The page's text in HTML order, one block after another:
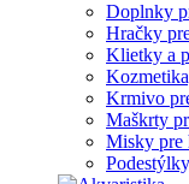
Doplnky
Hračky
Klietky a
Krmivo
Maškrty
Misky pre